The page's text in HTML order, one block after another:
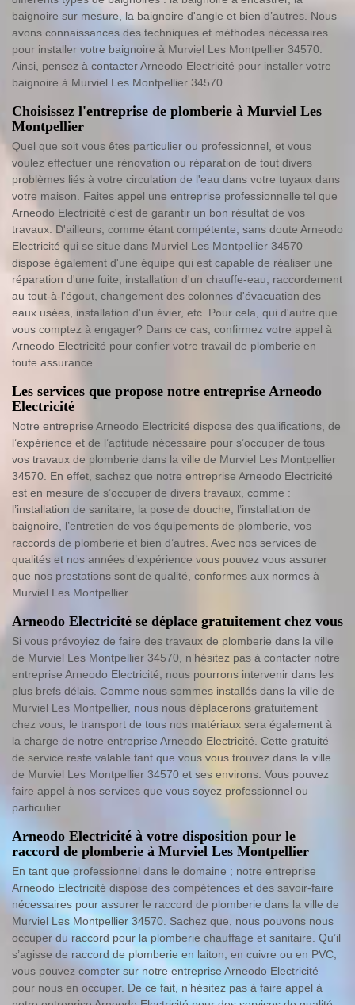
baignoire sur mesure, la baignoire d'angle et bien d’autres. Nous
avons connaissances des techniques et méthodes nécessaires
pour installer votre baignoire à Murviel Les Montpellier 34570.
Ainsi, pensez à contacter Arneodo Electricité pour installer votre
baignoire à Murviel Les Montpellier 34570.
Choisissez l'entreprise de plomberie à Murviel Les
Montpellier
Quel que soit vous êtes particulier ou professionnel, et vous
voulez effectuer une rénovation ou réparation de tout divers
problèmes liés à votre circulation de l'eau dans votre tuyaux dans
votre maison. Faites appel une entreprise professionnelle tel que
Arneodo Electricité c'est de garantir un bon résultat de vos
travaux. D'ailleurs, comme étant compétente, sans doute Arneodo
Electricité qui se situe dans Murviel Les Montpellier 34570
dispose également d'une équipe qui est capable de réaliser une
réparation d'une fuite, installation d'un chauffe-eau, raccordement
au tout-à-l'égout, changement des colonnes d'évacuation des
eaux usées, installation d'un évier, etc. Pour cela, qui d'autre que
vous comptez à engager? Dans ce cas, confirmez votre appel à
Arneodo Electricité pour confier votre travail de plomberie en
toute assurance.
Les services que propose notre entreprise Arneodo
Electricité
Notre entreprise Arneodo Electricité dispose des qualifications, de
l’expérience et de l’aptitude nécessaire pour s’occuper de tous
vos travaux de plomberie dans la ville de Murviel Les Montpellier
34570. En effet, sachez que notre entreprise Arneodo Electricité
est en mesure de s’occuper de divers travaux, comme :
l’installation de sanitaire, la pose de douche, l’installation de
baignoire, l’entretien de vos équipements de plomberie, vos
raccords de plomberie et bien d’autres. Avec nos services de
qualités et nos années d’expérience vous pouvez vous assurer
que nos prestations sont de qualité, conformes aux normes à
Murviel Les Montpellier.
Arneodo Electricité se déplace gratuitement chez vous
Si vous prévoyiez de faire des travaux de plomberie dans la ville
de Murviel Les Montpellier 34570, n’hésitez pas à contacter notre
entreprise Arneodo Electricité, nous pourrons intervenir dans les
plus brefs délais. Comme nous sommes installés dans la ville de
Murviel Les Montpellier, nous nous déplacerons gratuitement
chez vous, le transport de tous nos matériaux sera également à
la charge de notre entreprise Arneodo Electricité. Cette gratuité
de service reste valable tant que vous vous trouvez dans la ville
de Murviel Les Montpellier 34570 et ses environs. Vous pouvez
faire appel à nos services que vous soyez professionnel ou
particulier.
Arneodo Electricité à votre disposition pour le
raccord de plomberie à Murviel Les Montpellier
En tant que professionnel dans le domaine ; notre entreprise
Arneodo Electricité dispose des compétences et des savoir-faire
nécessaires pour assurer le raccord de plomberie dans la ville de
Murviel Les Montpellier 34570. Sachez que, nous pouvons nous
occuper du raccord pour la plomberie chauffage et sanitaire. Qu’il
s’agisse de raccord de plomberie en laiton, en cuivre ou en PVC,
vous pouvez compter sur notre entreprise Arneodo Electricité
pour nous en occuper. De ce fait, n’hésitez pas à faire appel à